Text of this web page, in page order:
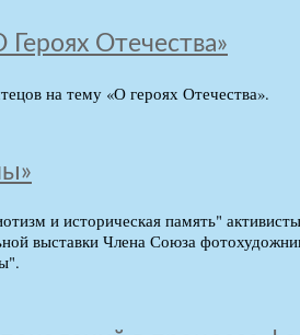
Отечества»
на тему «О героях Отечества».
и историческая память"
выставки Члена Союза